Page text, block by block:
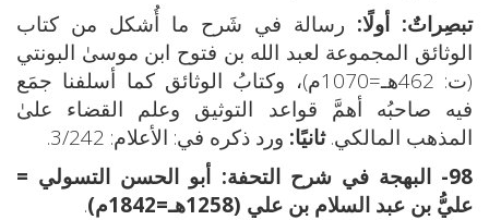
تبصِراتٌ: أولًا: رسالة في شَرح ما أُشكل من كتاب
الوثائق المجموعة لعبد الله بن فتوح ابن موسىٰ البونتي
(ت: 462هـ=1070م)، وكتابُ الوثائق كما أسلفنا جمَع
فيه صاحبُه أهمَّ قواعد التوثيق وعلم القضاء علىٰ
المذهب المالكي.ثانيًا: ورد ذكره في: الأعلام: 3/242.
98- البهجة في شرح التحفة:
أبو الحسن التسولي =
عليُّ بن عبد السلام بن علي (1258هـ=1842م)
.